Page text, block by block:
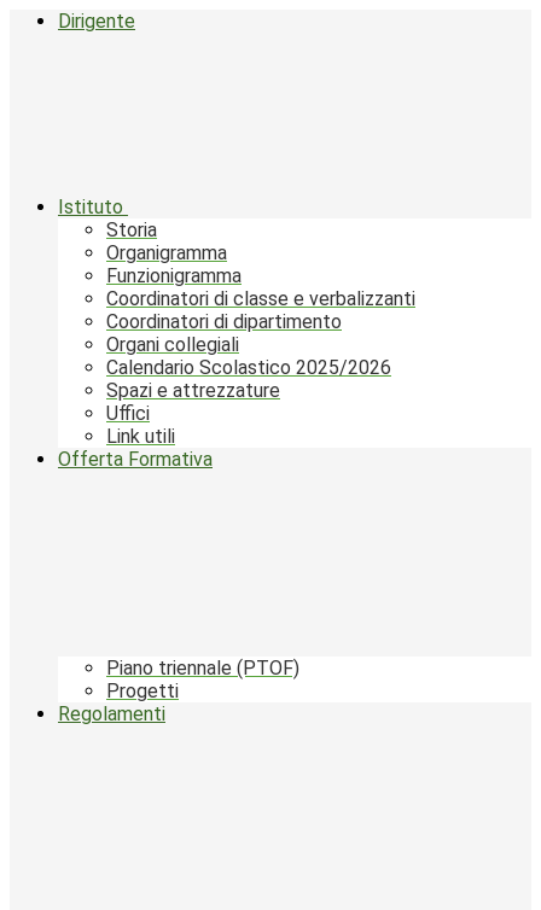
Dirigente
Istituto
Storia
Organigramma
Funzionigramma
Coordinatori di classe e verbalizzanti
Coordinatori di dipartimento
Organi collegiali
Calendario Scolastico 2025/2026
Spazi e attrezzature
Uffici
Link utili
Offerta Formativa
Piano triennale (PTOF)
Progetti
Regolamenti